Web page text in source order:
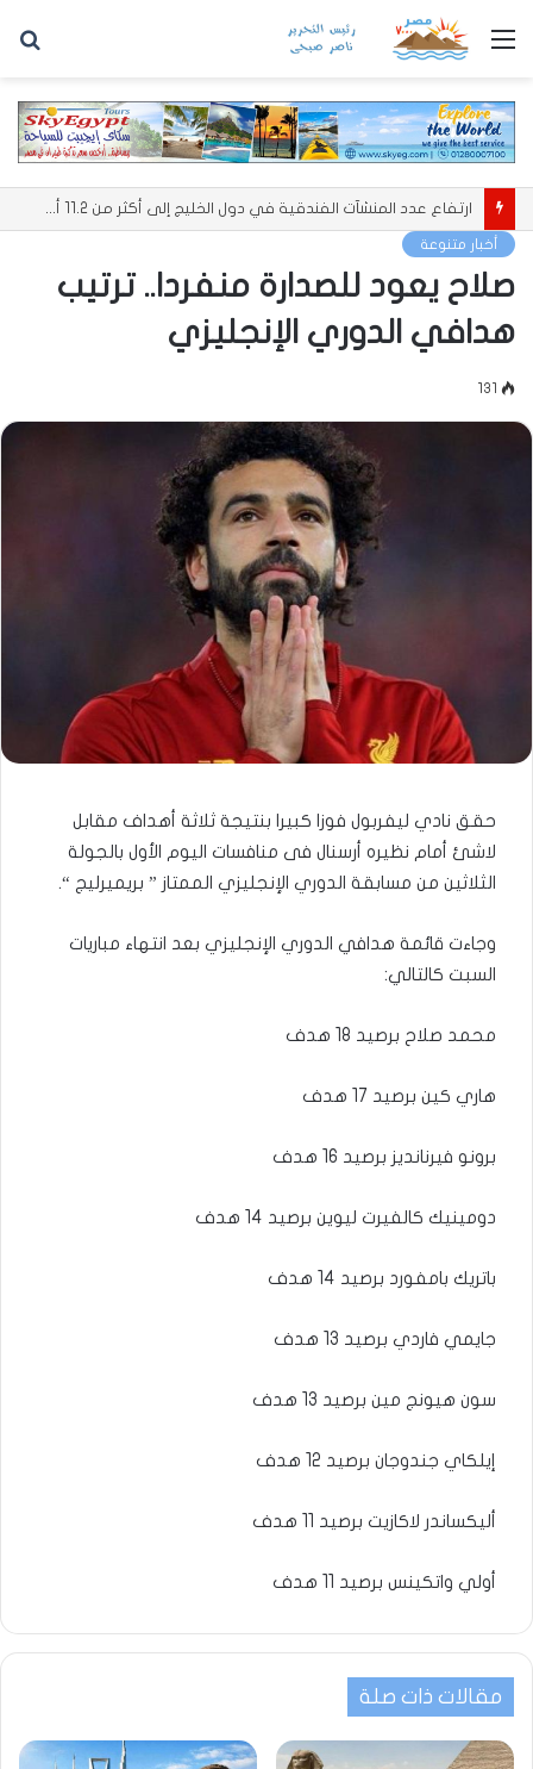
القائمة
ارتفاع عدد المنشآت الفندقية في دول الخليج إلى أكثر من 11.2 ألف منشأة
أخبار متنوعة
صلاح يعود للصدارة منفردا.. ترتيب
هدافي الدوري الإنجليزي
131
حقق نادي ليفربول فوزا كبيرا بنتيجة ثلاثة أهداف مقابل
لاشئ أمام نظيره أرسنال فى منافسات اليوم الأول بالجولة
الثلاثين من مسابقة الدوري الإنجليزي الممتاز ” بريميرليج “.
وجاءت قائمة هدافي الدوري الإنجليزي بعد انتهاء مباريات
السبت كالتالي:
محمد صلاح برصيد 18 هدف
هاري كين برصيد 17 هدف
برونو فيرنانديز برصيد 16 هدف
دومينيك كالفيرت ليوين برصيد 14 هدف
باتريك بامفورد برصيد 14 هدف
جايمي فاردي برصيد 13 هدف
سون هيونج مين برصيد 13 هدف
إيلكاي جندوجان برصيد 12 هدف
أليكساندر لاكازيت برصيد 11 هدف
أولي واتكينس برصيد 11 هدف
مقالات ذات صلة